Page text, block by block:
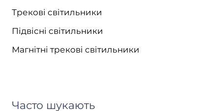
Трекові світильники
Підвісні світильники
Магнітні трекові світильники
Часто шукають